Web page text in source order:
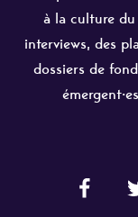
à la culture
interviews, des
dossiers de